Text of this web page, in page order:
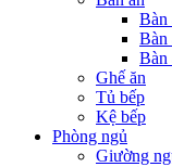
Bàn
Bàn
Bàn
Ghế ăn
Tủ bếp
Kệ bếp
Phòng ngủ
Giường